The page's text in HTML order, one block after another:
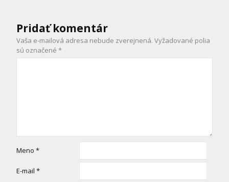
Pridať komentár
Vaša e-mailová adresa nebude zverejnená. Vyžadované polia
sú označené*
Meno*
E-mail*